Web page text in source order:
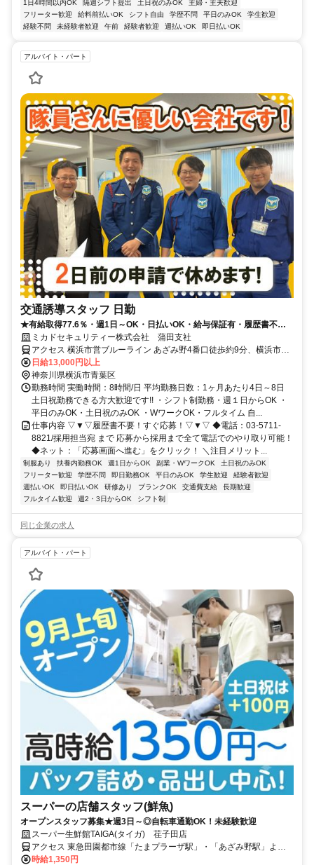
1日4時間以内OK 隔週シフト提出 土日祝のみOK
主婦・主夫歓迎
フリーター歓迎
給料前払いOK シフト自由 学歴不問 平日のみOK
学生歓迎
経験不問
未経験者歓迎 午前 経験者歓迎 週払いOK 即日払いOK
アルバイト・パート
交通誘導スタッフ 日勤
★有給取得77.6％・週1日～OK・日払いOK・給与保証有・履歴書不要
★ ミカドセキュリティー株式会社 蒲田支社
アクセス 横浜市営ブルーライン あざみ野4番口徒歩約9分、横浜市営
ブルーライン あざみ野4番口徒歩約9分、東急田園都市線 江田（神奈
川県）西口徒歩約17分
日給13,000円以上
神奈川県横浜市青葉区
勤務時間 実働時間：8時間/日 平均勤務日数：1ヶ月あたり4日～8日
土日祝勤務できる方大歓迎です!! ・シフト制勤務・週１日からOK ・
平日のみOK・土日祝のみOK ・WワークOK・フルタイム 自...
仕事内容 ▽▼▽履歴書不要！すぐ応募！▽▼▽ ◆電話：03-5711-
8821/採用担当宛 まで 応募から採用まで全て電話でのやり取り可能！
◆ネット：「応募画面へ進む」をクリック！ ＼注目メリット...
制服あり 扶養内勤務OK 週1日からOK 副業・WワークOK
土日祝のみOK
フリーター歓迎
学歴不問 即日勤務OK 平日のみOK 学生歓迎
経験者歓迎
週払いOK
即日払いOK 研修あり ブランクOK 交通費支給
長期歓迎
フルタイム歓迎
週2・3日からOK シフト制
同じ企業の求人
アルバイト・パート
スーパーの店舗スタッフ(鮮魚)
オープンスタッフ募集★週3日～◎自転車通勤OK！未経験歓迎
スーパー生鮮館TAIGA(タイガ) 荏子田店
アクセス 東急田園都市線「たまプラーザ駅」・「あざみ野駅」より
東急バス「荏子田二丁目」バス停下車、徒歩約4分 / 小田急小田原線
時給1,350円